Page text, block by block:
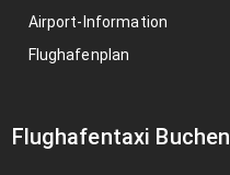
Airport-Information
Flughafenplan
Flughafentaxi Buchen